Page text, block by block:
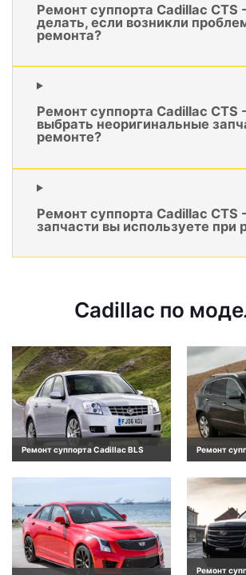
Ремонт суппорта Cadillac CTS
делать, если возникли
ремонта?
Ремонт суппорта Cadillac CTS
выбрать неоригинальные
ремонте?
Ремонт суппорта Cadillac CTS
запчасти вы используете при
Cadillac по
Ремонт суппорта Cadillac BLS Ремонт
Ремонт